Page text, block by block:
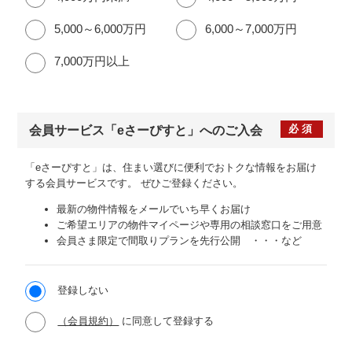
5,000～6,000万円 6,000～7,000万円
7,000万円以上
会員サービス 「eさーぴすと」へのご入会 必須
「eさーぴすと」は、住まい選びに便利でおトクな情報をお届け
する会員サービスです。
ぜひご登録ください。
最新の物件情報をメールでいち早くお届け
ご希望エリアの物件マイページや専用の相談窓口をご用意
会員さま限定で間取りプランを先行公開 ・・・など
登録しない
（会員規約） に同意して登録する